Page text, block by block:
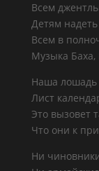
Всем
Детям
Всем в
Музыка Баха,
Наша лошадь
Лист
Это вызовет
Что они к
Ни